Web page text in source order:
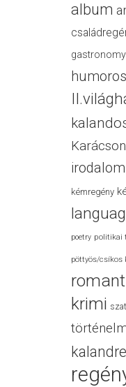
album
gastronomy
humoros
irodalom
kémregény
poetry politikai
pöttyös/csíkos
krimi